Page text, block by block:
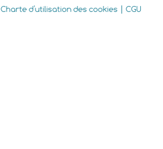
Charte d'utilisation des cookies CGU